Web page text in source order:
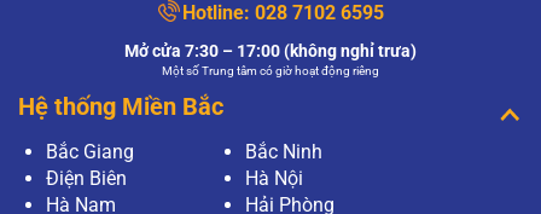
Hotline: 028 7102 6595
Mở cửa 7:30 – 17:00 (không nghỉ trưa)
Một số Trung tâm có giờ hoạt động riêng
Hệ thống Miền Bắc
Bắc Giang
Bắc Ninh
Điện Biên
Hà Nội
Hà Nam
Hải Phòng